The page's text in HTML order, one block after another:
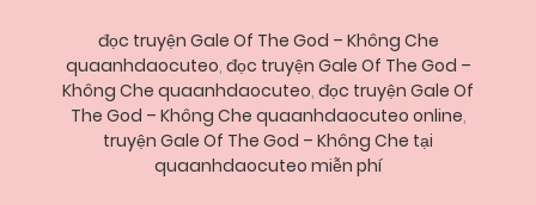
đọc truyện Gale Of The God – Không Che
quaanhdaocuteo, đọc truyện Gale Of The God –
Không Che quaanhdaocuteo, đọc truyện Gale Of
The God – Không Che quaanhdaocuteo online,
truyện Gale Of The God – Không Che tại
quaanhdaocuteo miễn phí